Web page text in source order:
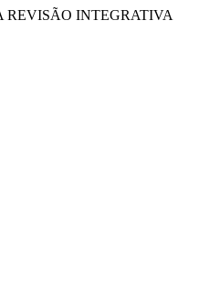
REVISÃO INTEGRATIVA